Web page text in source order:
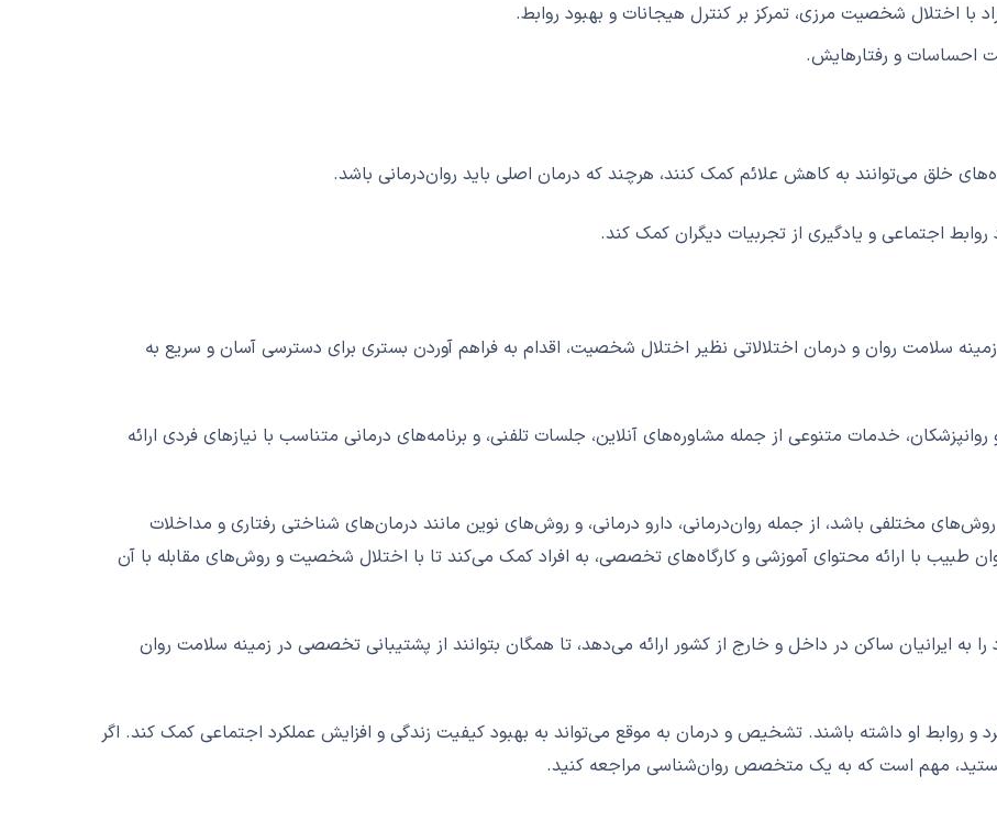
با اختلال شخصیت مرزی، تمرکز بر کنترل هیجانات و بهبود روابط.
احساسات و رفتارهایش.
خلق می‌توانند به کاهش علائم کمک کنند، هرچند که درمان اصلی باید روان‌درمانی باشد.
اجتماعی و یادگیری از تجربیات دیگران کمک کند.
سلامت روان و درمان اختلالاتی نظیر اختلال شخصیت، اقدام به فراهم آوردن بستری برای دسترسی آسان و سریع به
خدمات متنوعی از جمله مشاوره‌های آنلاین، جلسات تلفنی، و برنامه‌های درمانی متناسب با نیازهای فردی ارائه
مختلفی باشد، از جمله روان‌درمانی، دارو درمانی، و روش‌های نوین مانند درمان‌های شناختی رفتاری و مداخلات
طبیب با ارائه محتوای آموزشی و کارگاه‌های تخصصی، به افراد کمک می‌کند تا با اختلال شخصیت و روش‌های مقابله با آن
به ایرانیان ساکن در داخل و خارج از کشور ارائه می‌دهد، تا همگان بتوانند از پشتیبانی تخصصی در زمینه سلامت روان
و روابط او داشته باشند. تشخیص و درمان به موقع می‌تواند به بهبود کیفیت زندگی و افزایش عملکرد اجتماعی کمک کند. اگر
مهم است که به یک متخصص روان‌شناسی مراجعه کنید.